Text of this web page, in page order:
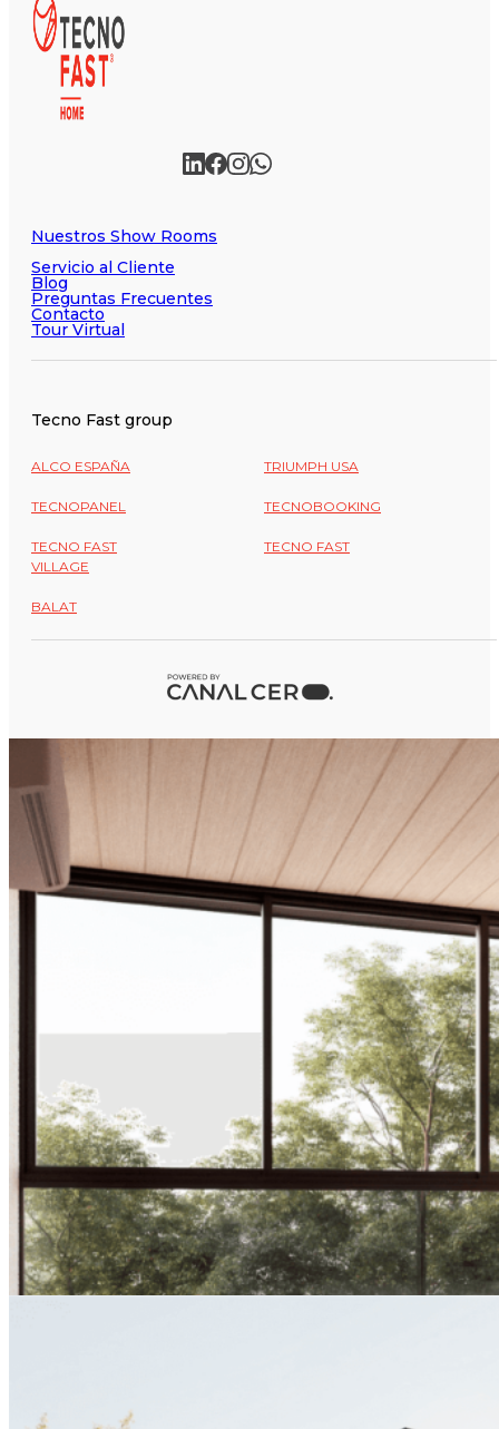
Nuestros Show Rooms
Servicio al Cliente
Blog
Preguntas Frecuentes
Contacto
Tour Virtual
Tecno Fast group
ALCO ESPAÑA TRIUMPH USA
TECNOPANEL TECNOBOOKING
TECNO FAST
VILLAGE
TECNO FAST
BALAT